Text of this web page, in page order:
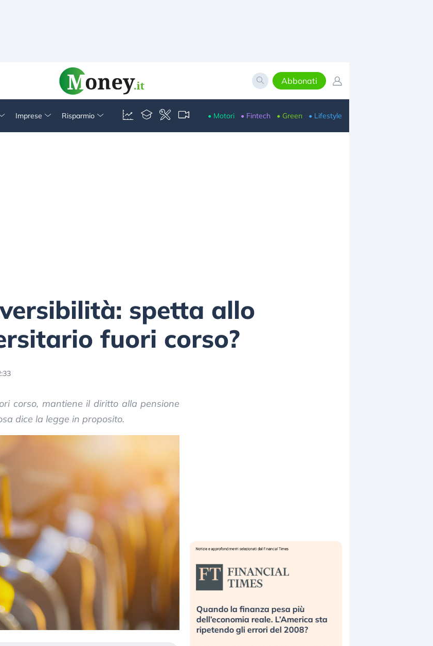
Abbonati
Imprese Risparmio • Motori • Fintech • Green • Lifestyle
spetta allo
fuori corso?
corso, mantiene il diritto alla pensione
dice la legge in proposito.
il
«La mia vita è rovinata». Investitori
in preda al panico dopo lo scoppio
della bolla AI
Quando la finanza pesa più
dell’economia reale. L’America sta
ripetendo gli errori del 2008?